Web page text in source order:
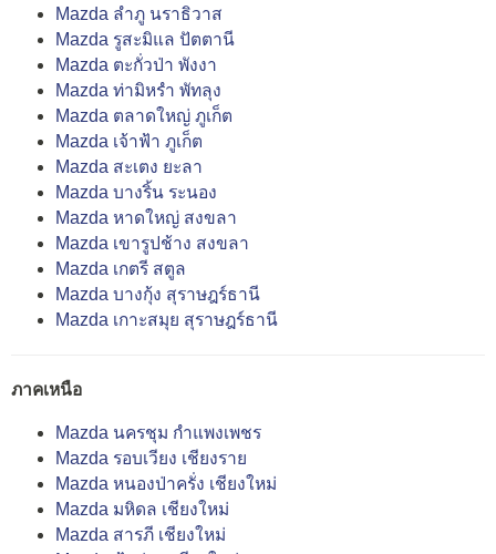
Mazda ลำภู นราธิวาส
Mazda รูสะมิแล ปัตตานี
Mazda ตะกั่วป่า พังงา
Mazda ท่ามิหรำ พัทลุง
Mazda ตลาดใหญ่ ภูเก็ต
Mazda เจ้าฟ้า ภูเก็ต
Mazda สะเตง ยะลา
Mazda บางริ้น ระนอง
Mazda หาดใหญ่ สงขลา
Mazda เขารูปช้าง สงขลา
Mazda เกตรี สตูล
Mazda บางกุ้ง สุราษฎร์ธานี
Mazda เกาะสมุย สุราษฎร์ธานี
ภาคเหนือ
Mazda นครชุม กำแพงเพชร
Mazda รอบเวียง เชียงราย
Mazda หนองป่าครั่ง เชียงใหม่
Mazda มหิดล เชียงใหม่
Mazda สารภี เชียงใหม่